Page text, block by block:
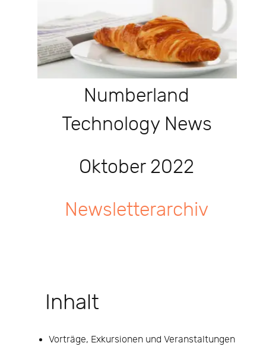
Numberland
Technology News
Oktober 2022
Newsletterarchiv
Inhalt
Vorträge, Exkursionen und Veranstaltungen